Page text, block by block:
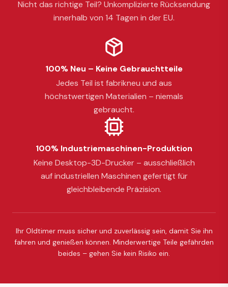
Nicht das richtige Teil? Unkomplizierte Rücksendung
innerhalb von 14 Tagen in der EU.
100% Neu – Keine Gebrauchtteile
Jedes Teil ist fabrikneu und aus
höchstwertigen Materialien – niemals
gebraucht.
100% Industriemaschinen-Produktion
Keine Desktop-3D-Drucker – ausschließlich
auf industriellen Maschinen gefertigt für
gleichbleibende Präzision.
Ihr Oldtimer muss sicher und zuverlässig sein, damit Sie ihn
fahren und genießen können. Minderwertige Teile gefährden
beides – gehen Sie kein Risiko ein.